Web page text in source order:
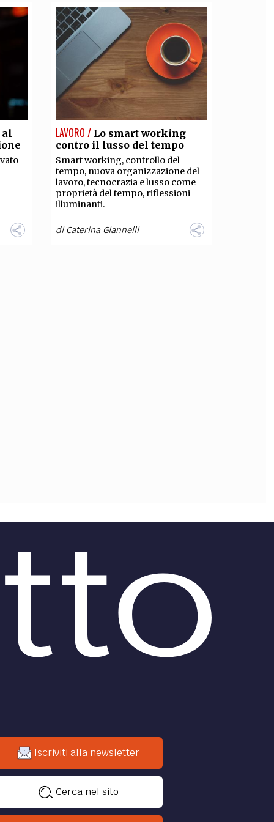
LAVORO / Lo smart working
contro il lusso del tempo
Smart working, controllo del
tempo, nuova organizzazione del
lavoro, tecnocrazia e lusso come
proprietà del tempo, riflessioni
illuminanti.
diCaterina Giannelli
Iscriviti alla newsletter
Cerca nel sito